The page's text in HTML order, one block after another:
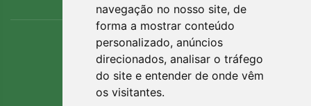
navegação no nosso site, de
forma a mostrar conteúdo
personalizado, anúncios
direcionados, analisar o tráfego
do site e entender de onde vêm
os visitantes.